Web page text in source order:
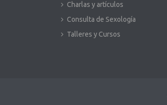
Charlas y artículos
Consulta de Sexología
Talleres y Cursos